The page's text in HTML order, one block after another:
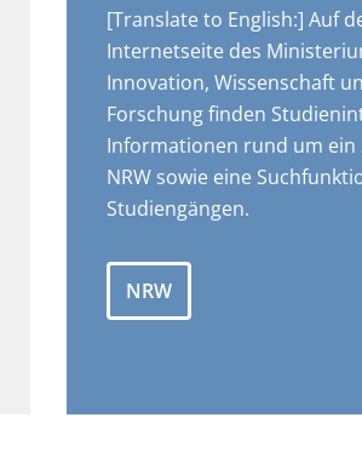
[Translate to English:] Auf
Internetseite des
Innovation, Wissenschaft
Forschung finden
Informationen rund um ein
NRW sowie eine
Studiengängen.
NRW